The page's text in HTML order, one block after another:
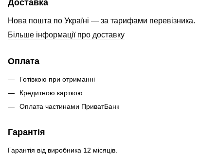
Доставка
Нова пошта по Україні — за тарифами перевізника.
Більше інформації про доставку
Оплата
Готівкою при отриманні
Кредитною карткою
Оплата частинами ПриватБанк
Гарантія
Гарантія від виробника 12 місяців.